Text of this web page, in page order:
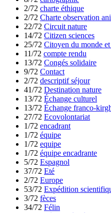
2/72 charte éthique
2/72 Charte observation
22/72 Circuit nature
14/72 Citizen sciences
25/72 Citoyen du monde
11/72 compte rendu
13/72 Congés solidaire
9/72 Contact
2/72 descriptif séjour
41/72 Destination nature
13/72 Échange culturel
13/72 Échange franco-
27/72 Ecovolontariat
1/72 encadrant
1/72 équipe
1/72 equipe
1/72 équipe encadrante
5/72 Espagnol
37/72 Eté
2/72 Europe
53/72 Expédition
3/72 fèces
34/72 Félin